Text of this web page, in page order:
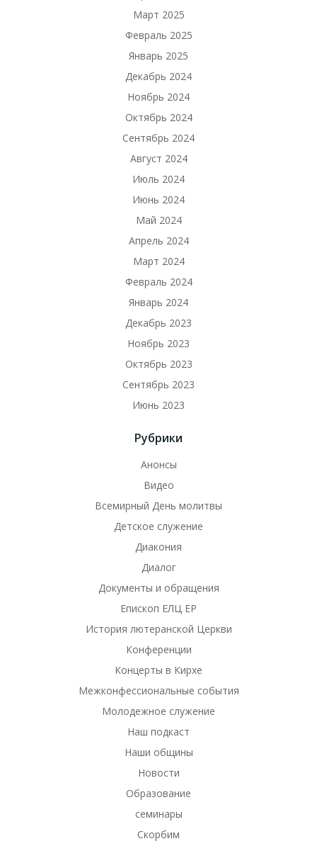
Март 2025
Февраль 2025
Январь 2025
Декабрь 2024
Ноябрь 2024
Октябрь 2024
Сентябрь 2024
Август 2024
Июль 2024
Июнь 2024
Май 2024
Апрель 2024
Март 2024
Февраль 2024
Январь 2024
Декабрь 2023
Ноябрь 2023
Октябрь 2023
Сентябрь 2023
Июнь 2023
Рубрики
Анонсы
Видео
Всемирный День молитвы
Детское служение
Диакония
Диалог
Документы и обращения
Епископ ЕЛЦ ЕР
История лютеранской Церкви
Конференции
Концерты в Кирхе
Межконфессиональные события
Молодежное служение
Наш подкаст
Наши общины
Новости
Образование
семинары
Скорбим